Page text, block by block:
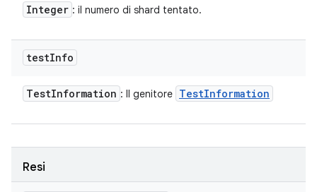
Integer : il numero di shard tentato.
testInfo
TestInformation : Il genitore TestInformation
Resi